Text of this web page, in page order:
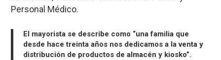
Personal Médico.
El mayorista se describe como “una familia que
desde hace treinta años nos dedicamos a la venta y
distribución de productos de almacén y kiosko”.